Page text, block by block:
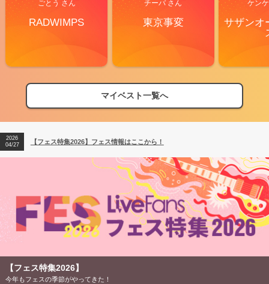
ごとう さん
RADWIMPS
チーバ さん
東京事変
ケン
サザンオ
マイベスト一覧へ
【ライブ動員ランキング】2026年上半期編発表！
【フェス特集2026】フェス情報はここから！
2026
07/28
【ライブ動員ランキング】2026年上半期編発表！
【フェス特集2026】
今年もフェスの季節がやってきた！